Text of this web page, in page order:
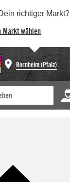
richtiger Markt?
Markt wählen
Bornheim (Pfalz)